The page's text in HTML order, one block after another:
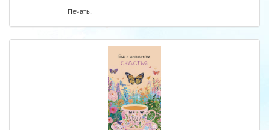
Печать.